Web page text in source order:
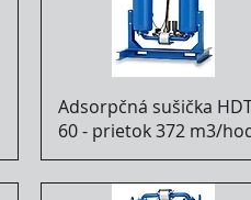
Adsorpčná sušička
60 - prietok 372 m3/